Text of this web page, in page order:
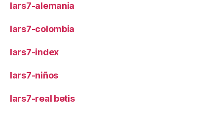
lars7-alemania
lars7-colombia
lars7-index
lars7-niños
lars7-real betis